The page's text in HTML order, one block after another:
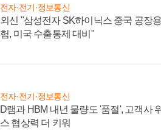
전자·전기·정보통신
외신 "삼성전자 SK하이닉스 중국 공장
험, 미국 수출통제 대비"
전자·전기·정보통신
D램과 HBM 내년 물량도 '품절', 고객사
스 협상력 더 키워